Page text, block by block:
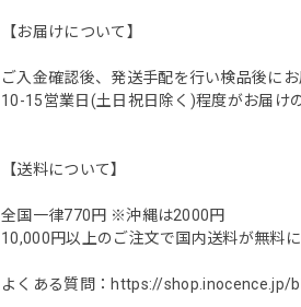
【お届けについて】
ご入金確認後、発送手配を行い検品後にお
10-15営業日(土日祝日除く)程度がお届け
【送料について】
全国一律770円 ※沖縄は2000円
10,000円以上のご注文で国内送料が無料に
よくある質問： https://